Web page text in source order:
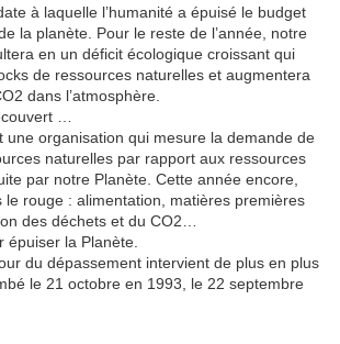
à laquelle l’humanité a épuisé le budget
la planète. Pour le reste de l’année, notre
en un déficit écologique croissant qui
de ressources naturelles et augmentera
dans l’atmosphère.
…
une organisation qui mesure la demande de
naturelles par rapport aux ressources
par notre Planète. Cette année encore,
le rouge : alimentation, matières premières
des déchets et du CO2…
épuiser la Planète.
du dépassement intervient de plus en plus
le 21 octobre en 1993, le 22 septembre